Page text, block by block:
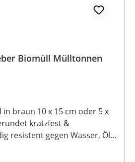
Biomüll Mülltonnen
kratzfest &
resistent gegen Wasser, Öl,